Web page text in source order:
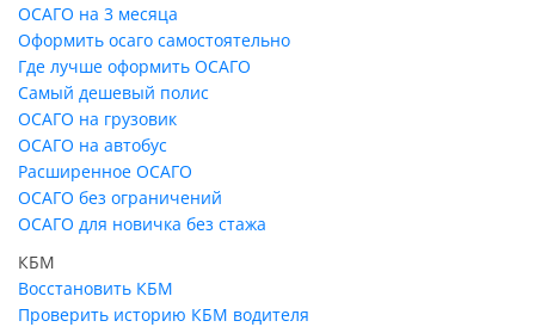
ОСАГО на 3 месяца
Оформить осаго самостоятельно
Где лучше оформить ОСАГО
Самый дешевый полис
ОСАГО на грузовик
ОСАГО на автобус
Расширенное ОСАГО
ОСАГО без ограничений
ОСАГО для новичка без стажа
КБМ
Восстановить КБМ
Проверить историю КБМ водителя